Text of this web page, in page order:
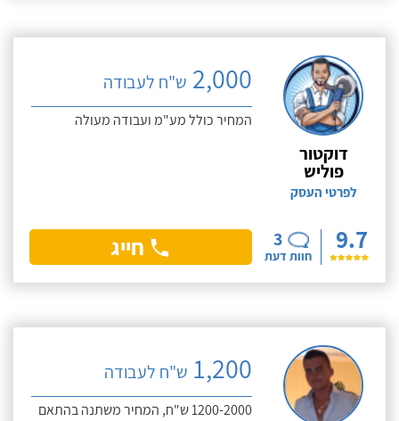
דוקטור
פוליש
לפרטי העסק
9.7
3
חוות דעת
2,000 ש"ח לעבודה
המחיר כולל מע"מ ועבודה מעולה
חייג
1,200 ש"ח לעבודה
1200-2000 ש"ח, המחיר משתנה בהתאם